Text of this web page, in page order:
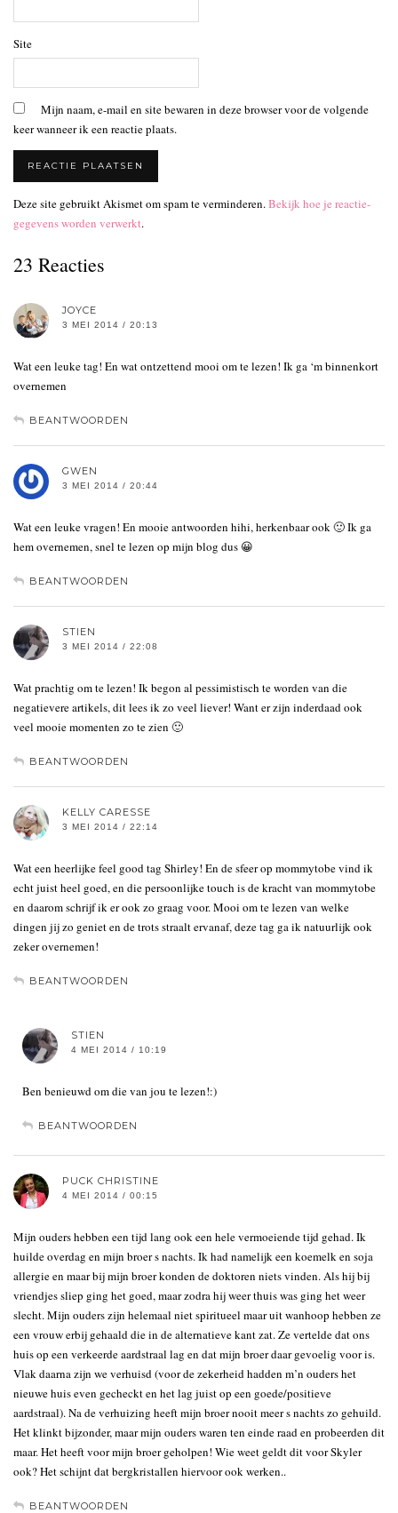
Site
Mijn naam, e-mail en site bewaren in deze browser voor de volgende
keer wanneer ik een reactie plaats.
Deze site gebruikt Akismet om spam te verminderen.Bekijk hoe je reactie-
gegevens worden verwerkt.
23 Reacties
JOYCE
3 MEI 2014 / 20:13
Wat een leuke tag! En wat ontzettend mooi om te lezen! Ik ga ‘m binnenkort
overnemen
BEANTWOORDEN
GWEN
3 MEI 2014 / 20:44
Wat een leuke vragen! En mooie antwoorden hihi, herkenbaar ook 🙂 Ik ga
hem overnemen, snel te lezen op mijn blog dus 😀
BEANTWOORDEN
STIEN
3 MEI 2014 / 22:08
Wat prachtig om te lezen! Ik begon al pessimistisch te worden van die
negatievere artikels, dit lees ik zo veel liever! Want er zijn inderdaad ook
veel mooie momenten zo te zien 🙂
BEANTWOORDEN
KELLY CARESSE
3 MEI 2014 / 22:14
Wat een heerlijke feel good tag Shirley! En de sfeer op mommytobe vind ik
echt juist heel goed, en die persoonlijke touch is de kracht van mommytobe
en daarom schrijf ik er ook zo graag voor. Mooi om te lezen van welke
dingen jij zo geniet en de trots straalt ervanaf, deze tag ga ik natuurlijk ook
zeker overnemen!
BEANTWOORDEN
STIEN
4 MEI 2014 / 10:19
Ben benieuwd om die van jou te lezen!:)
BEANTWOORDEN
PUCK CHRISTINE
4 MEI 2014 / 00:15
Mijn ouders hebben een tijd lang ook een hele vermoeiende tijd gehad. Ik
huilde overdag en mijn broer s nachts. Ik had namelijk een koemelk en soja
allergie en maar bij mijn broer konden de doktoren niets vinden. Als hij bij
vriendjes sliep ging het goed, maar zodra hij weer thuis was ging het weer
slecht. Mijn ouders zijn helemaal niet spiritueel maar uit wanhoop hebben ze
een vrouw erbij gehaald die in de alternatieve kant zat. Ze vertelde dat ons
huis op een verkeerde aardstraal lag en dat mijn broer daar gevoelig voor is.
Vlak daarna zijn we verhuisd (voor de zekerheid hadden m’n ouders het
nieuwe huis even gecheckt en het lag juist op een goede/positieve
aardstraal). Na de verhuizing heeft mijn broer nooit meer s nachts zo gehuild.
Het klinkt bijzonder, maar mijn ouders waren ten einde raad en probeerden dit
maar. Het heeft voor mijn broer geholpen! Wie weet geldt dit voor Skyler
ook? Het schijnt dat bergkristallen hiervoor ook werken..
BEANTWOORDEN